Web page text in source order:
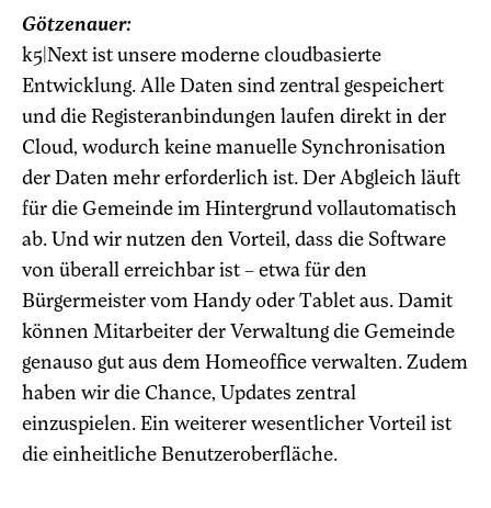
Götzenauer:
k5|Next ist unsere moderne cloudbasierte
Entwicklung. Alle Daten sind zentral gespeichert
und die Registeranbindungen laufen direkt in der
Cloud, wodurch keine manuelle Synchronisation
der Daten mehr erforderlich ist. Der Abgleich läuft
für die Gemeinde im Hintergrund vollautomatisch
ab. Und wir nutzen den Vorteil, dass die Software
von überall erreichbar ist – etwa für den
Bürgermeister vom Handy oder Tablet aus. Damit
können Mitarbeiter der Verwaltung die Gemeinde
genauso gut aus dem Homeoffice verwalten. Zudem
haben wir die Chance, Updates zentral
einzuspielen. Ein weiterer wesentlicher Vorteil ist
die einheitliche Benutzeroberfläche.